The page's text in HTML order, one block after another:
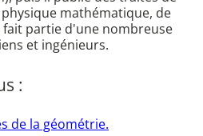
mathématique, de
fait partie d'une nombreuse
et ingénieurs.
:
de la géométrie.